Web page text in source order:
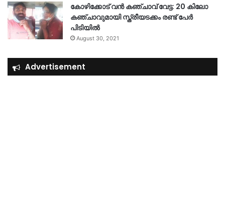
കോഴിക്കോട് വൻ കഞ്ചാവ് വേട്ട: 20 കിലോ
കഞ്ചാവുമായി സ്ത്രീയടക്കം രണ്ട് പേർ
പിടിയിൽ
August 30, 2021
Advertisement